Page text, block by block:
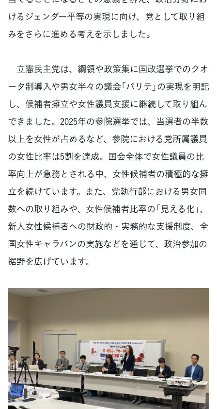
けるジェンダー平等の実現に向け、党として取り組
みをさらに進める考えを示しました。
立憲民主党は、綱領や政策集に国政選挙でのクオ
ータ制導入や男女半々の議会「パリテ」の実現を明記
し、候補者擁立や女性議員支援に継続して取り組ん
できました。2025年の参院選挙では、当選者の半数
以上を女性が占めるなど、参院における党所属議員
の女性比率は5割を達成。国会全体で女性議員の比
率向上が急務とされる中、女性候補者の積極的な擁
立を続けています。また、党執行部における男女同
数への取り組みや、女性候補者比率の「見える化」、
新人女性候補者への財政的・実務的な支援制度、全
国女性キャラバンの実施などを通じて、政治参加の
裾野を広げています。